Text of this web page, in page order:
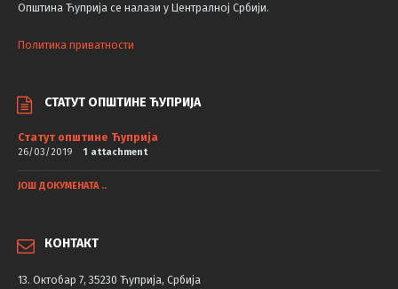
Општина Ћуприја се налази у Централној Србији.
Политика приватности
СТАТУТ ОПШТИНЕ ЋУПРИЈА
Статут општине Ћуприја
26/03/2019 1 attachment
ЈОШ ДОКУМЕНАТА ..
КОНТАКТ
13. Октобар 7, 35230 Ћуприја, Србија